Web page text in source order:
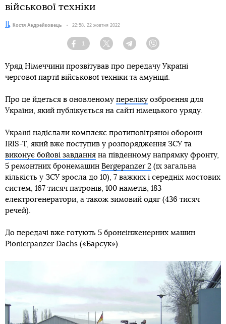
військової техніки
Автор:Костя Андрейковець Дата:
22:58, 22 жовтня 2022
Facebook
1
Twitter TelegramViber
Уряд Німеччини прозвітував про передачу Україні
чергової партії військової техніки та амуніції.
Про це йдеться в оновленому переліку озброєння для
України, який публікується на сайті німецького уряду.
Україні надіслали комплекс протиповітряної оборони
IRIS-T, який вже поступив у розпорядження ЗСУ та
виконує бойові завдання на південному напрямку фронту,
5 ремонтних бронемашин Bergepanzer 2 (їх загальна
кількість у ЗСУ зросла до 10), 7 важких і середніх мостових
систем, 167 тисяч патронів, 100 наметів, 183
електрогенератори, а також зимовий одяг (436 тисяч
речей).
До передачі вже готують 5 бронеінженерних машин
Pionierpanzer Dachs («Барсук»).